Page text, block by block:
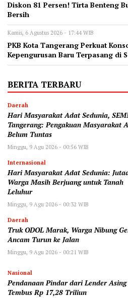
Diskon 81 Persen! Tirta Benteng
Bersih
Kamis, 6 Agustus 2026 - 17:44 WIB
‎PKB Kota Tangerang Perkuat
Kepengurusan Baru Terpasang di
BERITA TERBARU
Daerah
Hari Masyarakat Adat Sedunia,
Tangerang: Pengakuan Masyarakat
Belum Tuntas
Minggu, 9 Agu 2026 - 00:56 WIB
Internasional
Hari Masyarakat Adat Sedunia:
Warga Masih Berjuang untuk Tanah
Leluhur
Minggu, 9 Agu 2026 - 00:32 WIB
Daerah
Truk ODOL Marak, Warga Nibung
Ancam Turun ke Jalan
Minggu, 9 Agu 2026 - 00:21 WIB
Nasional
Pendanaan Pindar dari Lender Asing
Tembus Rp 17,28 Triliun